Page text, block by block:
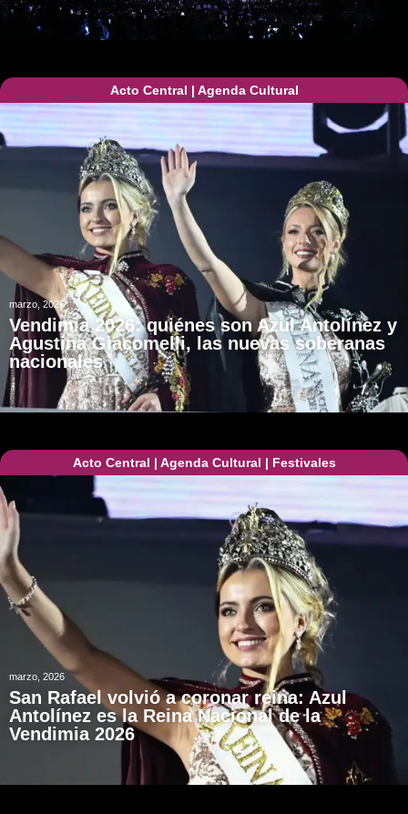
Acto Central | Agenda Cultural
marzo, 2026
Vendimia 2026: quiénes son Azul Antolínez y
Agustina Giacomelli, las nuevas soberanas
nacionales
Acto Central | Agenda Cultural | Festivales
marzo, 2026
San Rafael volvió a coronar reina: Azul
Antolínez es la Reina Nacional de la
Vendimia 2026